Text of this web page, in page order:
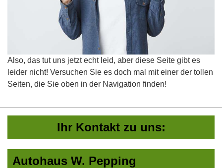
Also, das tut uns jetzt echt leid, aber diese Seite gibt es
leider nicht! Versuchen Sie es doch mal mit einer der tollen
Seiten, die Sie oben in der Navigation finden!
Ihr Kontakt zu uns:
Autohaus W. Pepping